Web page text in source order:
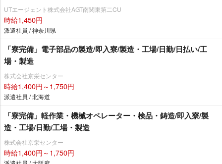
UTエージェント株式会社AGT南関東第二CU
時給1,450円
派遣社員 / 神奈川県
「寮完備」電子部品の製造/即入寮/製造・工場/日勤/日払い/工
場・製造
株式会社京栄センター
時給1,400円～1,750円
派遣社員 / 北海道
「寮完備」軽作業・機械オペレーター・検品・鋳造/即入寮/製
造・工場/日勤/工場・製造
株式会社京栄センター
時給1,400円～1,750円